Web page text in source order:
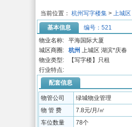
当前位置： 杭州写字楼集 > 上城区
基本信息 编号：521
物业名称:
平海国际大厦
城区商圈:
杭州 上城区 湖滨*庆春
物业类型:
【写字楼】只租
行业特点:
配套信息
物管公司 绿城物业管理
物 管 费
7.8元/月/㎡
车位数量
78个